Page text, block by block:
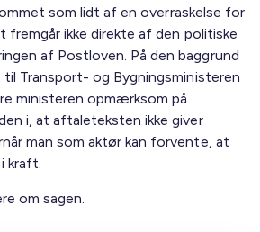
som lidt af en overraskelse for
fremgår ikke direkte af den politiske
af Postloven. På den baggrund
Transport- og Bygningsministeren
ministeren opmærksom på
i, at aftaleteksten ikke giver
man som aktør kan forvente, at
kraft.
om sagen.